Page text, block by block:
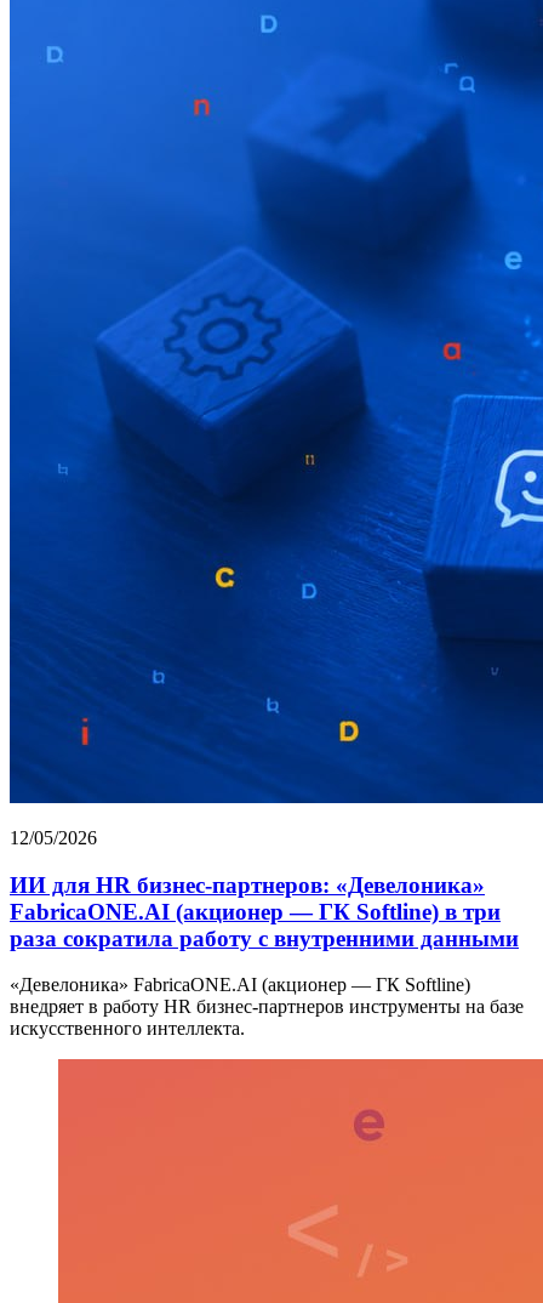
12/05/2026
ИИ для HR бизнес-партнеров: «Девелоника»
FabricaONE.AI (акционер — ГК Softline) в три
раза сократила работу с внутренними данными
«Девелоника» FabricaONE.AI (акционер — ГК Softline)
внедряет в работу HR бизнес-партнеров инструменты на базе
искусственного интеллекта.